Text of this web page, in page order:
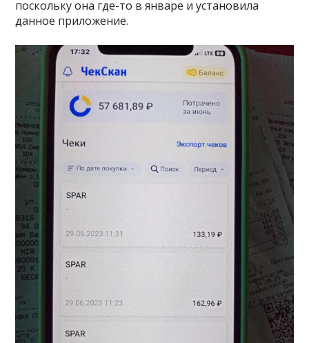
поскольку она где-то в январе и установила
данное приложение.